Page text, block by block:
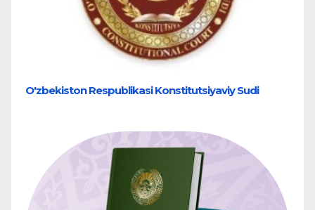
O'zbekiston Respublikasi Konstitutsiyaviy Sudi